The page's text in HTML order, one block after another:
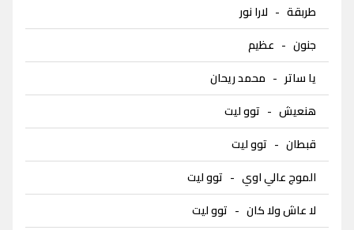
طربقة - لارا نور
جنون - عظيم
يا ساتر - محمد ريحان
هنعيش - توو ليت
قبطان - توو ليت
الموج عالي اوي - توو ليت
لا عاش ولا كان - توو ليت